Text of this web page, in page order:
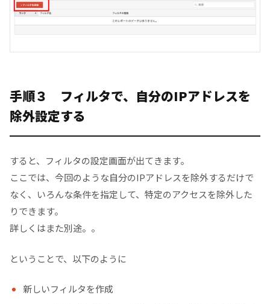
手順３ フィルタで、自分のIPアドレスを
除外設定する
すると、フィルタの設定画面が出てきます。
ここでは、今回のような自分のIPアドレスを除外するだけで
なく、いろんな条件を指定して、特定のアクセスを除外した
りできます。
詳しくはまた別途。。
ということで、以下のように
新しいフィルタを作成